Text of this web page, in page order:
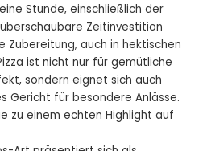
Stunde, einschließlich der
Zeitinvestition
auch in hektischen
ist nicht nur für gemütliche
sondern eignet sich auch
Gericht für besondere Anlässe.
zu einem echten Highlight auf